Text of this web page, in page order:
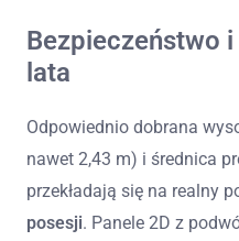
Bezpieczeństwo
lata
Odpowiednio dobrana
nawet 2,43 m) i średnica
przekładają się na realny
posesji. Panele 2D z